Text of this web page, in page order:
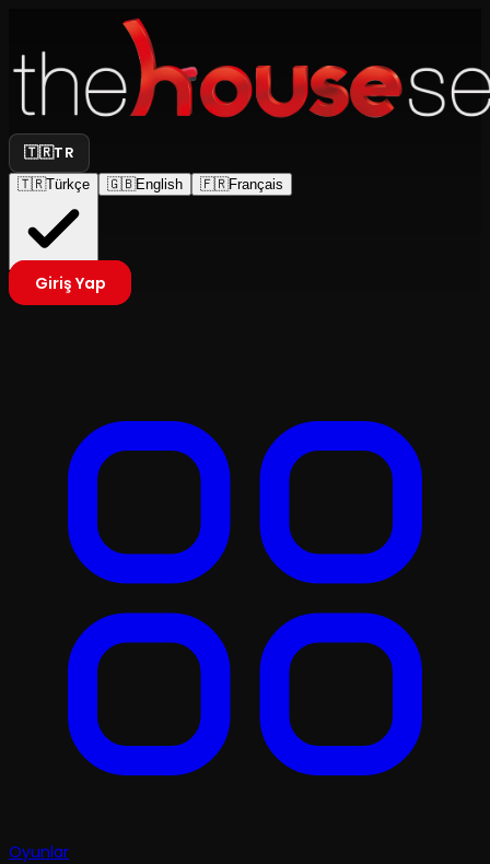
🇹🇷TR
🇹🇷Türkçe 🇬🇧English 🇫🇷Français
Giriş Yap
Oyunlar